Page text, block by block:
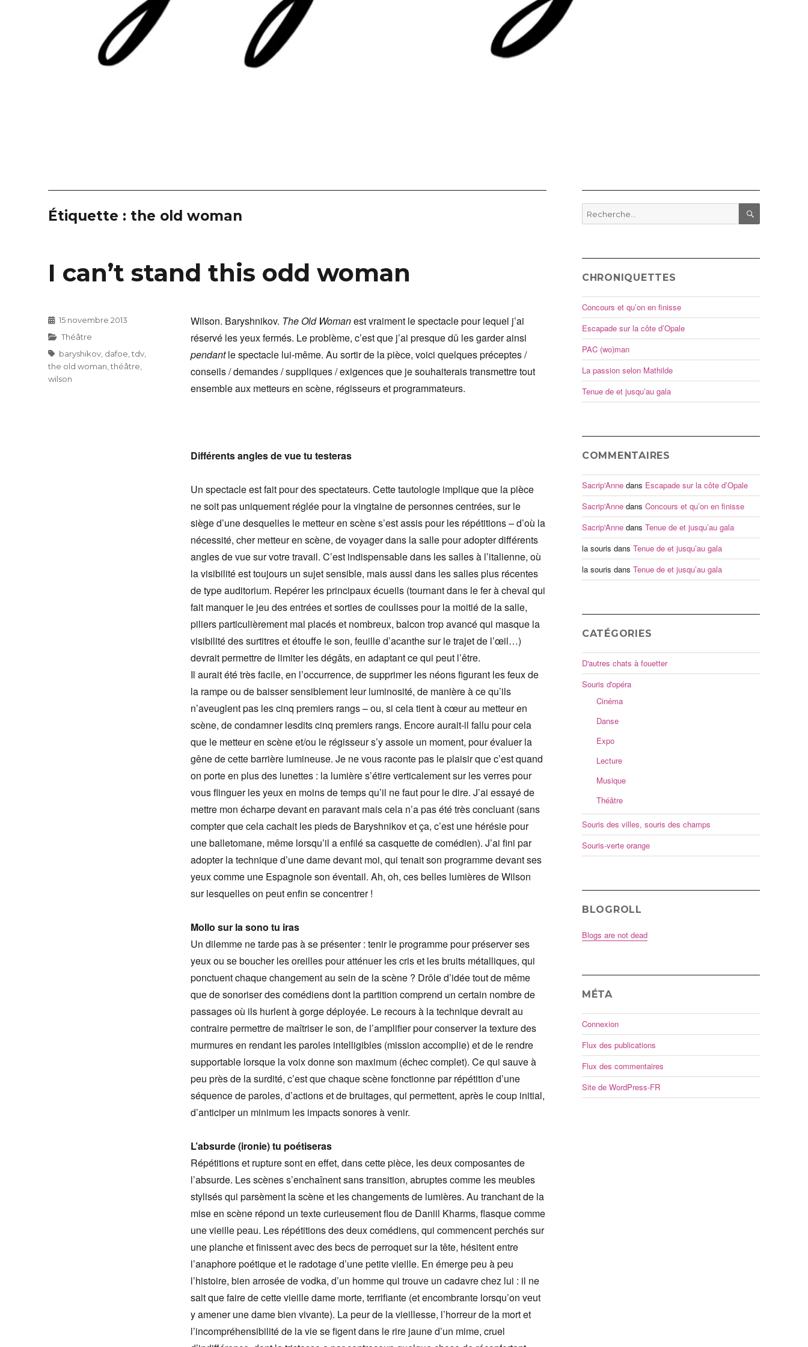
Étiquette : the old woman
I can’t stand this odd woman
Wilson. Baryshnikov. The Old Womanest vraiment le spectacle pour lequel j’ai
réservé les yeux fermés. Le problème, c’est que j’ai presque dû les garder ainsi
pendantle spectacle lui-même. Au sortir de la pièce, voici quelques préceptes /
conseils / demandes / suppliques / exigences que je souhaiterais transmettre tout
ensemble aux metteurs en scène, régisseurs et programmateurs.
Différents angles de vue tu testeras
Un spectacle est fait pour des spectateurs. Cette tautologie implique que la pièce
ne soit pas uniquement réglée pour la vingtaine de personnes centrées, sur le
siège d’une desquelles le metteur en scène s’est assis pour les répétitions – d’où la
nécessité, cher metteur en scène, de voyager dans la salle pour adopter différents
angles de vue sur votre travail. C’est indispensable dans les salles à l’italienne, où
la visibilité est toujours un sujet sensible, mais aussi dans les salles plus récentes
de type auditorium. Repérer les principaux écueils (tournant dans le fer à cheval qui
fait manquer le jeu des entrées et sorties de coulisses pour la moitié de la salle,
piliers particulièrement mal placés et nombreux, balcon trop avancé qui masque la
visibilité des surtitres et étouffe le son, feuille d’acanthe sur le trajet de l’œil…)
devrait permettre de limiter les dégâts, en adaptant ce qui peut l’être.
Il aurait été très facile, en l’occurrence, de supprimer les néons figurant les feux de
la rampe ou de baisser sensiblement leur luminosité, de manière à ce qu’ils
n’aveuglent pas les cinq premiers rangs – ou, si cela tient à cœur au metteur en
scène, de condamner lesdits cinq premiers rangs. Encore aurait-il fallu pour cela
que le metteur en scène et/ou le régisseur s’y assoie un moment, pour évaluer la
gêne de cette barrière lumineuse. Je ne vous raconte pas le plaisir que c’est quand
on porte en plus des lunettes : la lumière s’étire verticalement sur les verres pour
vous flinguer les yeux en moins de temps qu’il ne faut pour le dire. J’ai essayé de
mettre mon écharpe devant en paravant mais cela n’a pas été très concluant (sans
compter que cela cachait les pieds de Baryshnikov et ça, c’est une hérésie pour
une balletomane, même lorsqu’il a enfilé sa casquette de comédien). J’ai fini par
adopter la technique d’une dame devant moi, qui tenait son programme devant ses
yeux comme une Espagnole son éventail. Ah, oh, ces belles lumières de Wilson
sur lesquelles on peut enfin se concentrer !
Mollo sur la sono tu iras
Un dilemme ne tarde pas à se présenter : tenir le programme pour préserver ses
yeux ou se boucher les oreilles pour atténuer les cris et les bruits métalliques, qui
ponctuent chaque changement au sein de la scène ? Drôle d’idée tout de même
que de sonoriser des comédiens dont la partition comprend un certain nombre de
passages où ils hurlent à gorge déployée. Le recours à la technique devrait au
contraire permettre de maîtriser le son, de l’amplifier pour conserver la texture des
murmures en rendant les paroles intelligibles (mission accomplie) et de le rendre
supportable lorsque la voix donne son maximum (échec complet). Ce qui sauve à
peu près de la surdité, c’est que chaque scène fonctionne par répétition d’une
séquence de paroles, d’actions et de bruitages, qui permettent, après le coup initial,
d’anticiper un minimum les impacts sonores à venir.
L’absurde (ironie) tu poétiseras
Répétitions et rupture sont en effet, dans cette pièce, les deux composantes de
l’absurde. Les scènes s’enchaînent sans transition, abruptes comme les meubles
stylisés qui parsèment la scène et les changements de lumières. Au tranchant de la
mise en scène répond un texte curieusement flou de Daniil Kharms, flasque comme
une vieille peau. Les répétitions des deux comédiens, qui commencent perchés sur
une planche et finissent avec des becs de perroquet sur la tête, hésitent entre
l’anaphore poétique et le radotage d’une petite vieille. En émerge peu à peu
l’histoire, bien arrosée de vodka, d’un homme qui trouve un cadavre chez lui : il ne
sait que faire de cette vieille dame morte, terrifiante (et encombrante lorsqu’on veut
y amener une dame bien vivante). La peur de la vieillesse, l’horreur de la mort et
l’incompréhensibilité de la vie se figent dans le rire jaune d’un mime, cruel
Publié
15 novembre 2013
Catégories
Théâtre
Étiquettes
baryshikov, dafoe tdv,
the old woman ,théâtre
wilson
Recherche
pour
RECHERCHE
CHRONIQUETTES
Concours et qu’on en finisse
Escapade sur la côte d’Opale
PAC (wo)man
La passion selon Mathilde
Tenue de et jusqu’au gala
COMMENTAIRES
Sacrip'Annedans Escapade sur la côte d’Opale
Sacrip'Annedans Concours et qu’on en finisse
Sacrip'Annedans Tenue de et jusqu’au gala
la souris dans Tenue de et jusqu’au gala
la souris dans Tenue de et jusqu’au gala
CATÉGORIES
D'autres chats à fouetter
Souris d'opéra
Cinéma
Danse
Expo
Lecture
Musique
Théâtre
Souris des villes, souris des champs
Souris-verte orange
BLOGROLL
Blogs are not dead
MÉTA
Connexion
Flux des publications
Flux des commentaires
Site de WordPress-FR